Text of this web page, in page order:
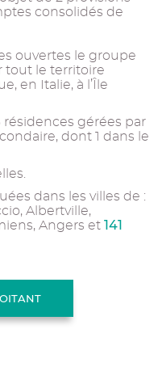
consolidés de
ouvertes le groupe
tout le territoire
en Italie, à l’Île
résidences gérées par
dont 1 dans le
dans les villes de :
Albertville,
Angers et 141